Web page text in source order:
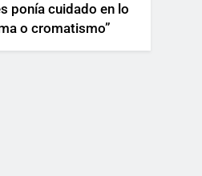
ponía cuidado en lo
o cromatismo”